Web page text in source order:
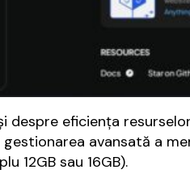
despre eficiența
avansată a
12GB sau 16GB).